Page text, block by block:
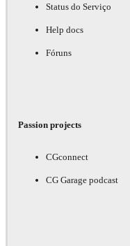
Status do Serviço
Help docs
Fóruns
Passion projects
CGconnect
CG Garage podcast